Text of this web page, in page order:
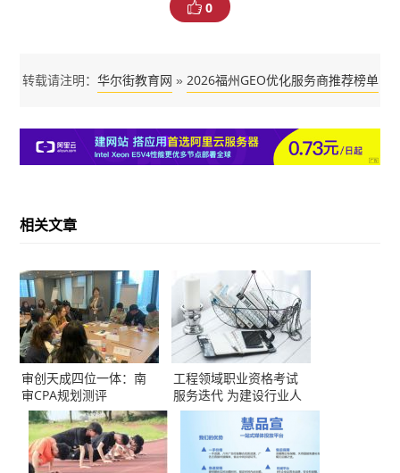
0
转载请注明： 华尔街教育网 » 2026福州GEO优化服务商推荐榜单
相关文章
审创天成四位一体：南
审CPA规划测评
工程领域职业资格考试
服务迭代 为建设行业人
才打通成长快车道